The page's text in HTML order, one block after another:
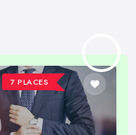
7 PLACES